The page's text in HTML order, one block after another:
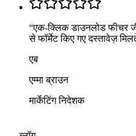
“एक-क्लिक डाउनलोड फीचर
से फॉर्मेट किए गए दस्तावेज़
एब
एम्मा ब्राउन
मार्केटिंग निदेशक